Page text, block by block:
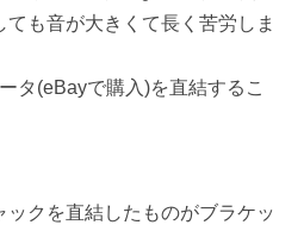
も音が大きくて長く苦労しま
タ(eBayで購入)を直結するこ
クを直結したものがブラケッ